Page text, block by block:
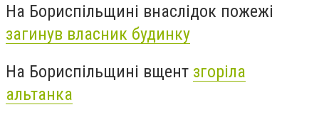
На Бориспільщині внаслідок пожежі
загинув власник будинку
На Бориспільщині вщент згоріла
альтанка